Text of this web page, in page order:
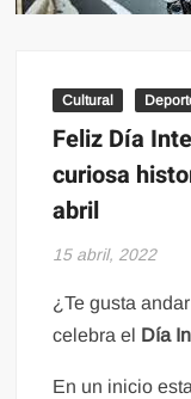
Cultural
Feliz Día
curiosa
abril
15 abril, 2022
¿Te gusta
celebra el Día
En un inicio